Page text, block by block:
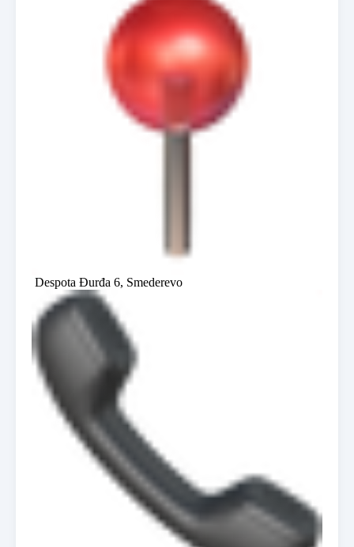
Despota Đurđa 6, Smederevo